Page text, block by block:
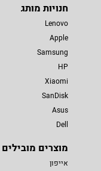
חנויות מותג
Lenovo
Apple
Samsung
HP
Xiaomi
SanDisk
Asus
Dell
מוצרים מובילים
אייפון